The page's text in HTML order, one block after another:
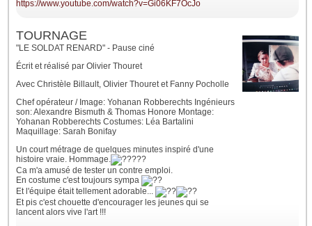
https://www.youtube.com/watch?v=Gi06KF7OcJo
TOURNAGE
"LE SOLDAT RENARD" - Pause ciné
Écrit et réalisé par Olivier Thouret
Avec Christèle Billault, Olivier Thouret et Fanny Pocholle
Chef opérateur / Image: Yohanan Robberechts Ingénieurs
son: Alexandre Bismuth & Thomas Honore Montage:
Yohanan Robberechts Costumes: Léa Bartalini
Maquillage: Sarah Bonifay
Un court métrage de quelques minutes inspiré d'une
histoire vraie. Hommage.
Ca m'a amusé de tester un contre emploi.
En costume c'est toujours sympa
Et l'équipe était tellement adorable...
Et pis c'est chouette d'encourager les jeunes qui se
lancent alors vive l'art !!!